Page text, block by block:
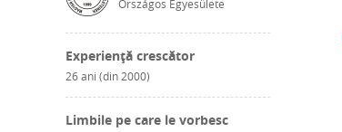
Országos Egyesülete
Experiență crescător
26 ani (din 2000)
Limbile pe care le vorbesc